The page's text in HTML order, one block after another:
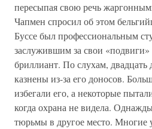
пересыпая свою речь
Чапмен спросил об этом
Буссе был профессиональным
заслужившим за свои
бриллиант. По слухам, двадцать
казнены из-за его доносов.
избегали его, а некоторые
когда охрана не видела.
тюрьмы в другое место. Многие